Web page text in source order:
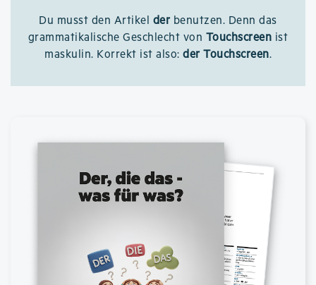
Du musst den Artikel der benutzen. Denn das
grammatikalische Geschlecht von Touchscreen ist
maskulin. Korrekt ist also: der Touchscreen.